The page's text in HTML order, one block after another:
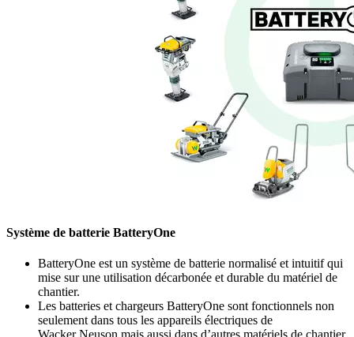
Système de batterie BatteryOne
BatteryOne est un système de batterie normalisé et intuitif qui
mise sur une utilisation décarbonée et durable du matériel de
chantier.
Les batteries et chargeurs BatteryOne sont fonctionnels non
seulement dans tous les appareils électriques de
Wacker Neuson mais aussi dans d’autres matériels de chantier